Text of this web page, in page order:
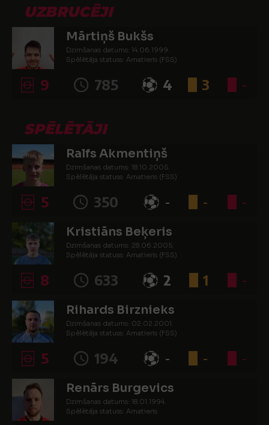
UZBRUCĒJI
Mārtiņš Bukšs
Dzimšanas datums: 14.06.1999.
Spēlētāja statuss: Amatieris (FSS)
9 785 4 3 -
SPĒLĒTĀJI
Ralfs Akmentiņš
Dzimšanas datums: 18.10.2005.
Spēlētāja statuss: Amatieris (FSS)
5 350 - - -
Kristiāns Beķeris
Dzimšanas datums: 28.06.2005.
Spēlētāja statuss: Amatieris (FSS)
8 633 2 1 -
Rihards Birznieks
Dzimšanas datums: 02.02.2001.
Spēlētāja statuss: Amatieris (FSS)
5 194 - - -
Renārs Burgevics
Dzimšanas datums: 18.01.1994.
Spēlētāja statuss: Amatieris